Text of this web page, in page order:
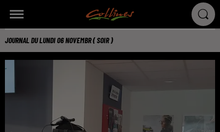
JOURNAL DU LUNDI 06 NOVEMBR ( SOIR )